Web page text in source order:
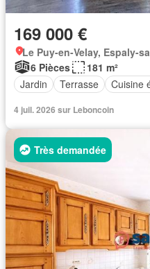
169 000 €
Le Puy-en-Velay, Espaly-
6 Pièces
181 m²
Jardin
Terrasse Cuisine
4 juil. 2026 sur Leboncoin
Très demandée